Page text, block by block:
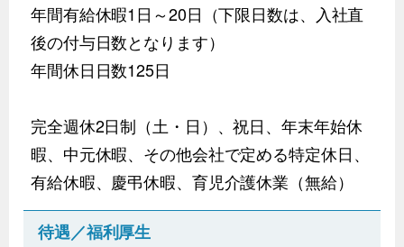
年間有給休暇1日～20日（下限日数は、入社直
後の付与日数となります）
年間休日日数125日
完全週休2日制（土・日）、祝日、年末年始休
暇、中元休暇、その他会社で定める特定休日、
有給休暇、慶弔休暇、育児介護休業（無給）
待遇／福利厚生